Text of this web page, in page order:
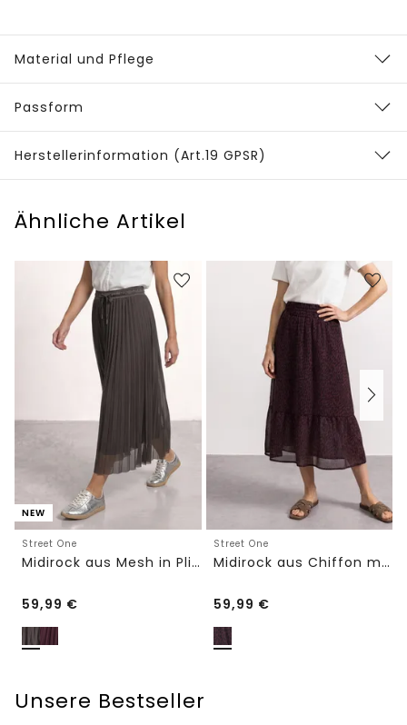
Material und Pflege
Passform
Herstellerinformation (Art.19 GPSR)
Ähnliche Artikel
NEW
Street One
Midirock aus Mesh in Plisséestruktur
59,99 €
Street One
Midirock aus Chiffon mit Volant
59,99 €
Unsere Bestseller